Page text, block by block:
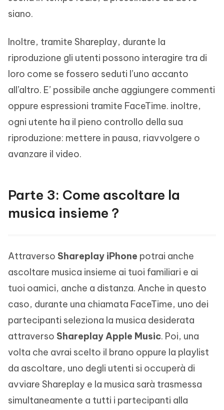
siano.
Inoltre, tramite Shareplay, durante la
riproduzione gli utenti possono interagire tra di
loro come se fossero seduti l’uno accanto
all’altro. E’ possibile anche aggiungere commenti
oppure espressioni tramite FaceTime. inoltre,
ogni utente ha il pieno controllo della sua
riproduzione: mettere in pausa, riavvolgere o
avanzare il video.
Parte 3: Come ascoltare la
musica insieme？
Attraverso Shareplay iPhone potrai anche
ascoltare musica insieme ai tuoi familiari e ai
tuoi oamici, anche a distanza. Anche in questo
caso, durante una chiamata FaceTime, uno dei
partecipanti seleziona la musica desiderata
attraverso Shareplay Apple Music. Poi, una
volta che avrai scelto il brano oppure la playlist
da ascoltare, uno degli utenti si occuperà di
avviare Shareplay e la musica sarà trasmessa
simultaneamente a tutti i partecipanti alla